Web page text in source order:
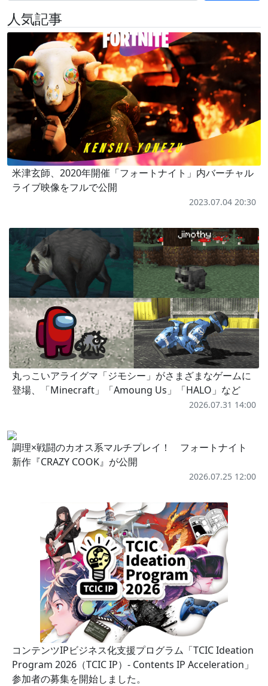
人気記事
米津玄師、2020年開催「フォートナイト」内バーチャル
ライブ映像をフルで公開
2023.07.04 20:30
丸っこいアライグマ「ジモシー」がさまざまなゲームに
登場、「Minecraft」「Amoung Us」「HALO」など
2026.07.31 14:00
調理×戦闘のカオス系マルチプレイ！ フォートナイト
新作『CRAZY COOK』が公開
2026.07.25 12:00
コンテンツIPビジネス化支援プログラム「TCIC Ideation
Program 2026（TCIC IP）- Contents IP Acceleration」
参加者の募集を開始しました。